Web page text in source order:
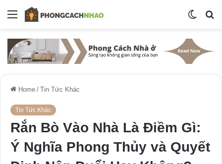
Menu
Switch
Home / Tin Tức Khác
Tin Tức Khác
Rắn Bò Vào Nhà Là Điềm Gì:
Ý Nghĩa Phong Thủy và Quyết